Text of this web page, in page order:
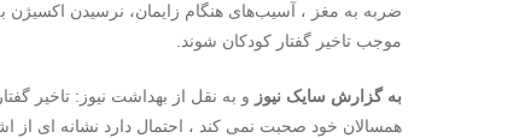
ضربه به مغز ، آسیب‌های هنگام زایمان، نرسیدن اکسیژن
موجب تاخیر گفتار کودکان شوند.
به گزارش سایک نیوز و به نقل از بهداشت نیوز: تاخیر
همسالان خود صحبت نمی کند ، احتمال دارد نشانه ای از